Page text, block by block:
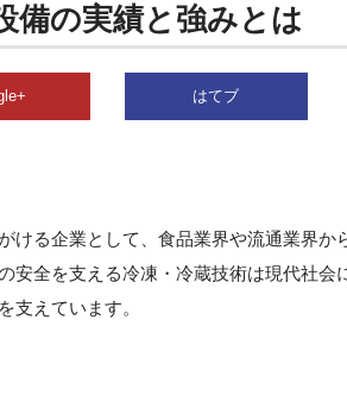
備の実績と強みとは
はてブ
ける企業として、食品業界や流通業界か
安全を支える冷凍・冷蔵技術は現代社会
支えています。